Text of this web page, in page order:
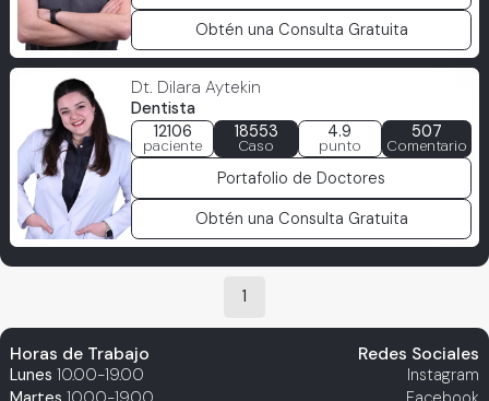
Obtén una Consulta Gratuita
Dt. Dilara Aytekin
Dentista
12106
paciente
18553
Caso
4.9
punto
507
Comentario
Portafolio de Doctores
Obtén una Consulta Gratuita
1
Horas de Trabajo
Lunes 10.00-19.00
Redes Sociales
Instagram